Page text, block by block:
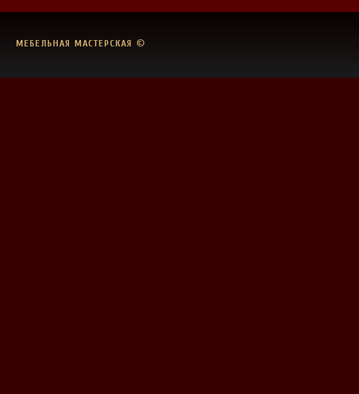
МЕБЕЛЬНАЯ МАСТЕРСКАЯ ©